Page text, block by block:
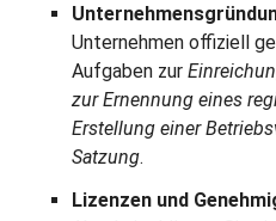
Unternehmen offiziell
Aufgaben zur
zur Ernennung eines
Erstellung einer
Satzung.
Lizenzen und